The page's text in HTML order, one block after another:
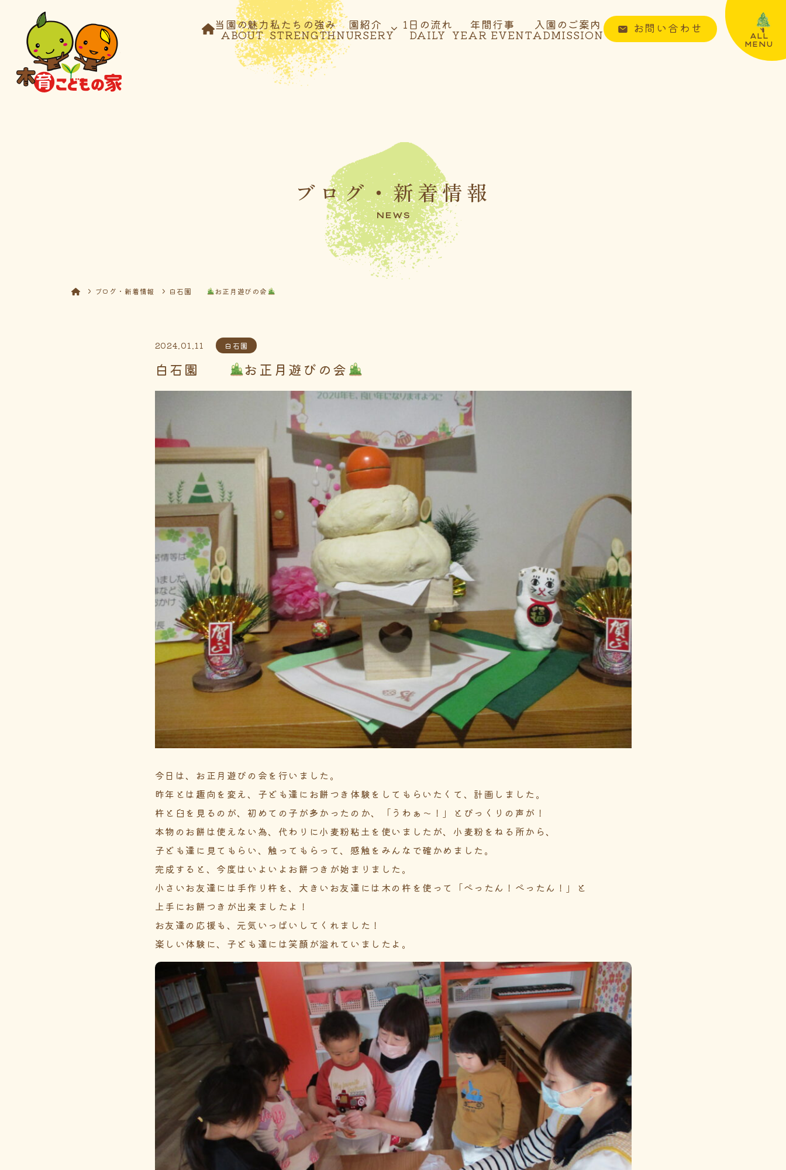
ALL
MENU
当園の魅力
ABOUT
私たちの強み
STRENGTH
園紹介
NURSERY
1日の流れ
DAILY
年間行事
YEAR EVENT
入園のご案内
ADMISSION お問い合わせ
ブログ・新着情報
NEWS
ブログ・新着情報 白石園 お正月遊びの会
2024.01.11 白石園
白石園 お正月遊びの会
今日は、お正月遊びの会を行いました。
昨年とは趣向を変え、子ども達にお餅つき体験をしてもらいたくて、計画しました。
杵と臼を見るのが、初めての子が多かったのか、「うわぁ～！」とびっくりの声が！
本物のお餅は使えない為、代わりに小麦粉粘土を使いましたが、小麦粉をねる所から、
子ども達に見てもらい、触ってもらって、感触をみんなで確かめました。
完成すると、今度はいよいよお餅つきが始まりました。
小さいお友達には手作り杵を、大きいお友達には木の杵を使って「ぺったん！ぺったん！」と
上手にお餅つきが出来ましたよ！
お友達の応援も、元気いっぱいしてくれました！
楽しい体験に、子ども達には笑顔が溢れていましたよ。